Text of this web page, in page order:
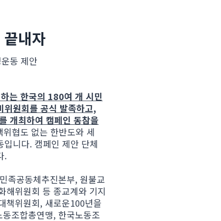
내자
동 제안
는 한국의 180여 개 시민
원회를 공식 발족하고,
개최하여 캠페인 동참을
위협도 없는 한반도와 세
니다. 캠페인 제안 단체
.
족공동체추진본부, 원불교
해위원회 등 종교계와 기지
책위원회, 새로운100년을
조합총연맹, 한국노동조